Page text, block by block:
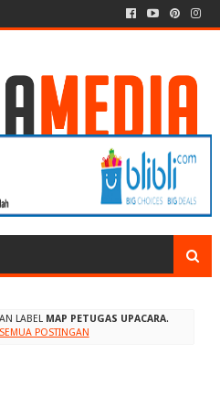
LABEL MAP PETUGAS UPACARA.
POSTINGAN